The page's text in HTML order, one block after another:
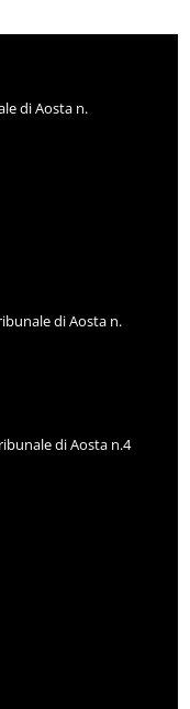
di Aosta n.
di Aosta n.
di Aosta n.4